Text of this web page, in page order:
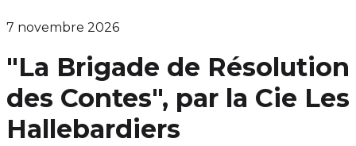
7 novembre 2026
"La Brigade de Résolution
des Contes", par la Cie Les
Hallebardiers